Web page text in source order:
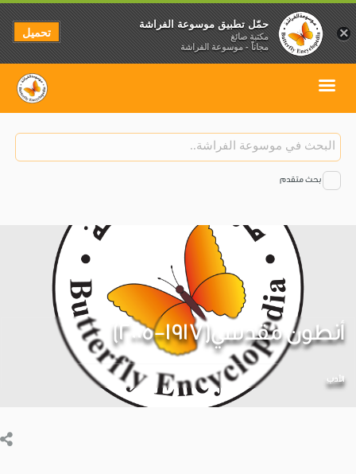
بحث متقدم
أنطون مقدسي(1917-2005)
الأدب
×
حمّل تطبيق موسوعة الفراشة
مكتبة صائغ
مجاناً - موسوعة الفراشة
تحميل